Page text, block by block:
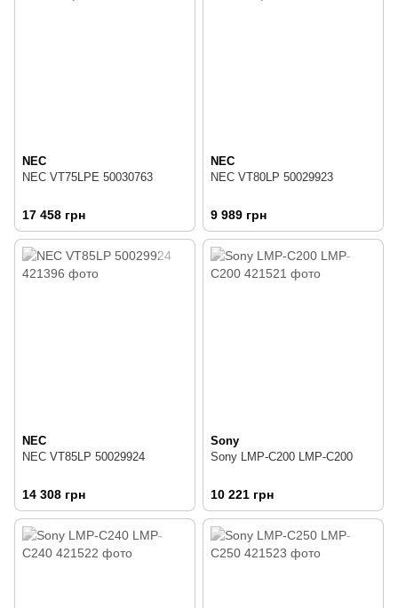
NEC
NEC VT75LPE 50030763
17 458 грн
NEC
NEC VT80LP 50029923
9 989 грн
NEC
NEC VT85LP 50029924
14 308 грн
Sony
Sony LMP-C200 LMP-C200
10 221 грн